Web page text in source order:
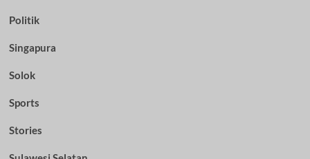
Politik
Singapura
Solok
Sports
Stories